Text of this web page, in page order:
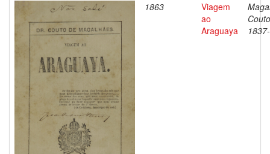
1863
Viagem
ao
Araguaya